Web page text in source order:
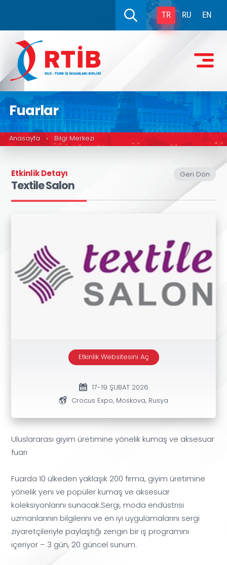
TR RU EN
Fuarlar
Anasayfa › Bilgi Merkezi
Geri Dön
Etkinlik Detayı
Textile Salon
Etkinlik Websitesini Aç
17-19 ŞUBAT 2026
Crocus Expo, Moskova, Rusya
Uluslararası giyim üretimine yönelik kumaş ve aksesuar
fuarı
Fuarda 10 ülkeden yaklaşık 200 firma, giyim üretimine
yönelik yeni ve popüler kumaş ve aksesuar
koleksiyonlarını sunacak.Sergi, moda endüstrisi
uzmanlarının bilgilerini ve en iyi uygulamalarını sergi
ziyaretçileriyle paylaştığı zengin bir iş programını
içeriyor – 3 gün, 20 güncel sunum.